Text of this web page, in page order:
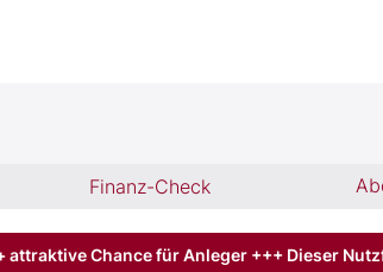
Finanz-Check
attraktive Chance für Anleger +++ Dieser